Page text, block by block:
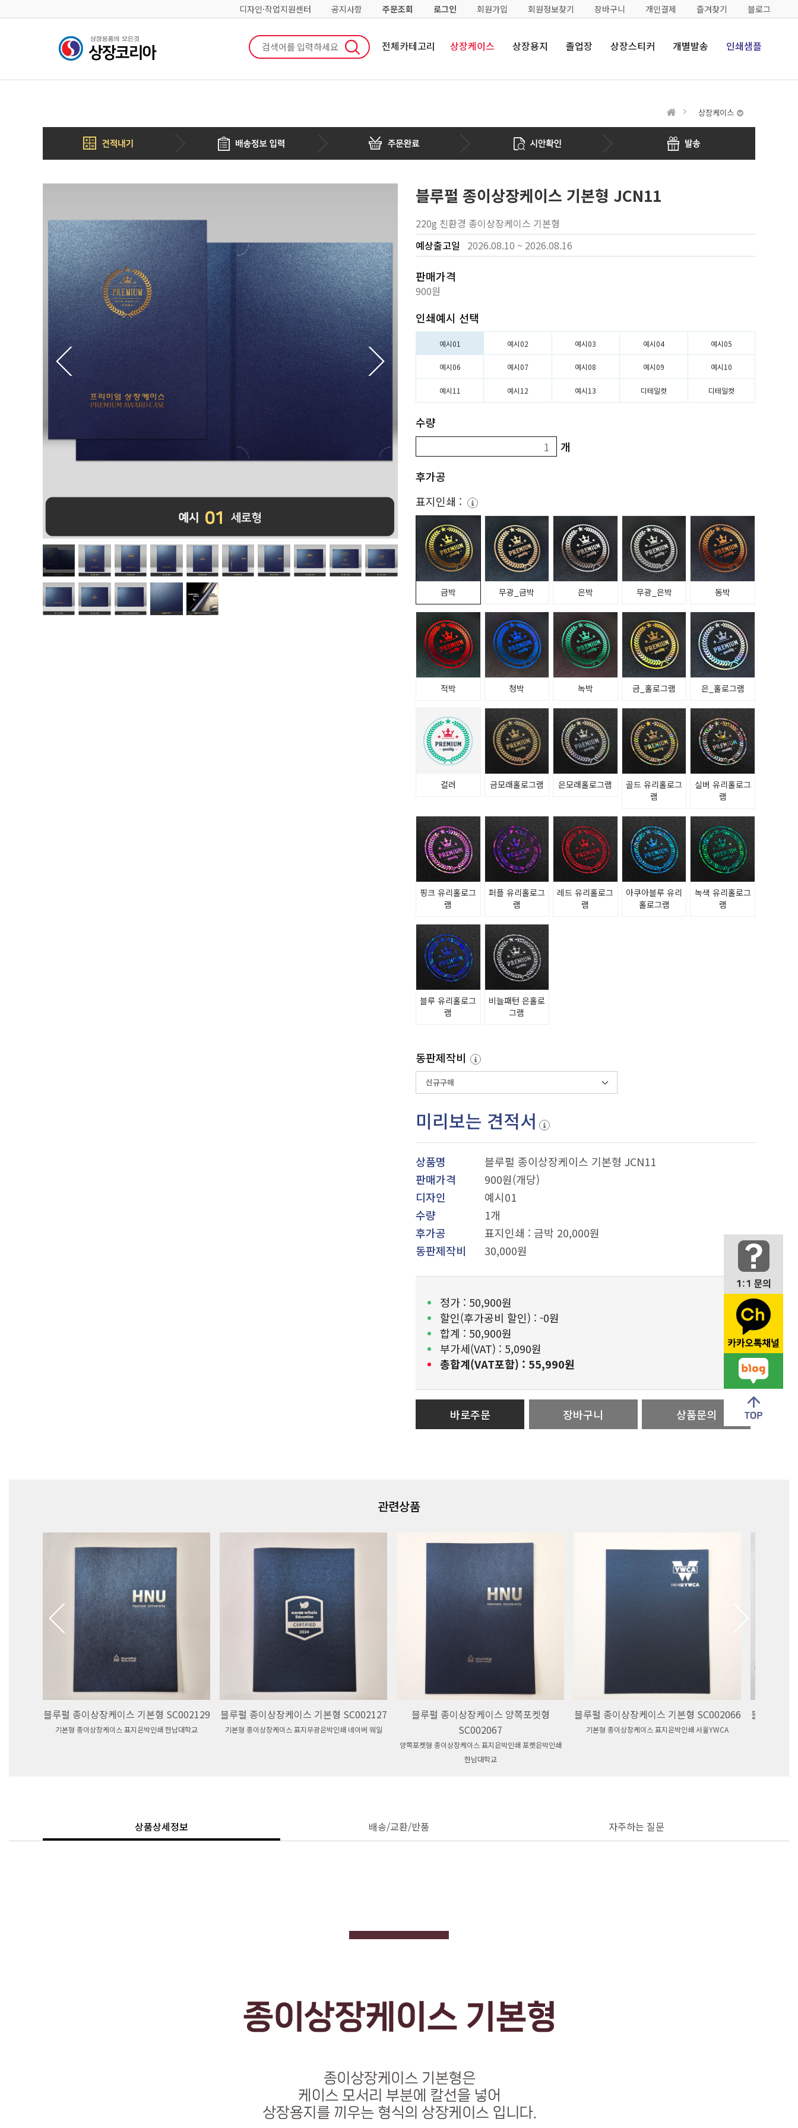
디자인·작업지원센터 공지사항 주문조회 로그인 회원가입 회원정보찾기 장바구니 개인결제 즐겨찾기 블로그
검색 전체카테고리 상장케이스 상장용지 졸업장 상장스티커 개별발송 인쇄샘플
상장케이스
블루펄 종이상장케이스 기본형 JCN11
220g 친환경 종이상장케이스 기본형
예상출고일
2026.08.10 ~ 2026.08.16
판매가격
900원
인쇄예시 선택
예시01 예시02 예시03 예시04 예시05
예시06 예시07 예시08 예시09 예시10
예시11 예시12 예시13 디테일컷 디테일컷
수량
개
후가공
표지인쇄 :
금박 무광_금박 은박 무광_은박 동박
적박 청박 녹박 금_홀로그램 은_홀로그램
컬러 금모래홀로그램 은모래홀로그램
골드 유리홀로그
램
실버 유리홀로그
램
핑크 유리홀로그
램
퍼플 유리홀로그
램
레드 유리홀로그
램
아쿠아블루 유리
홀로그램
녹색 유리홀로그
램
블루 유리홀로그
램
비늘패턴 은홀로
그램
동판제작비
미리보는 견적서
상품명
블루펄 종이상장케이스 기본형 JCN11
판매가격
900원(개당)
디자인
예시01
수량
1개
후가공
표지인쇄 : 금박 20,000원
동판제작비
30,000원
정가 : 50,900원
할인(후가공비 할인) : -0원
합계 : 50,900원
부가세(VAT) : 5,090원
총합계(VAT포함) : 55,990원
바로주문 장바구니 상품문의
관련상품
블루펄 종이상장케이스 기본형 SC002129
기본형 종이상장케이스 표지은박인쇄 한남대학교
블루펄 종이상장케이스 기본형 SC002127
기본형 종이상장케이스 표지무광은박인쇄 네이버 웨일
블루펄 종이상장케이스 양쪽포켓형
SC002067
양쪽포켓형 종이상장케이스 표지은박인쇄 포켓은박인쇄
한남대학교
블루펄 종이상장케이스 기본형 SC002066
기본형 종이상장케이스 표지은박인쇄 서울YWCA
블루펄 종
상품상세정보 배송/교환/반품 자주하는 질문